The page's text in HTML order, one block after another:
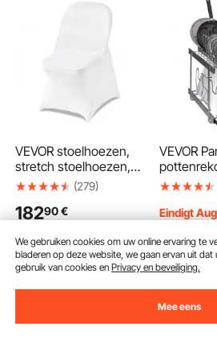
VEVOR stoelhoezen,
stretch stoelhoezen,
150 stuks, wasbare en
stoelhoezen van
voor bruiloften en
diners, geschikt voor
klapstoelen (45 x 46 x
77 cm), wit
(279)
18290€
In winkelwagen
VEVOR
laags
kast, 12
Eindigt
39,90 €
In
We gebruiken cookies om uw online ervaring te
bladeren op deze website, we gaan ervan uit
gebruik van cookies enPrivacy en beveiliging.
Mee eens